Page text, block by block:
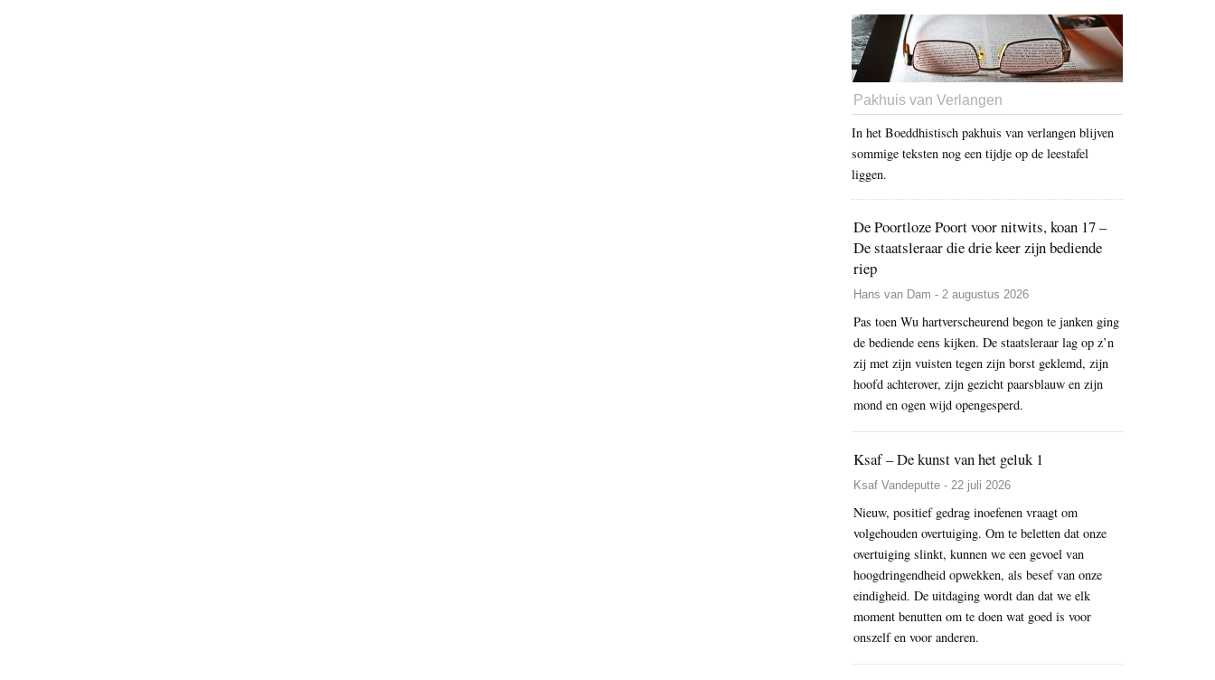
Pakhuis van Verlangen
In het Boeddhistisch pakhuis van verlangen blijven
sommige teksten nog een tijdje op de leestafel
liggen.
De Poortloze Poort voor nitwits, koan 17 –
De staatsleraar die drie keer zijn bediende
riep
Hans van Dam - 2 augustus 2026
Pas toen Wu hartverscheurend begon te janken ging
de bediende eens kijken. De staatsleraar lag op z’n
zij met zijn vuisten tegen zijn borst geklemd, zijn
hoofd achterover, zijn gezicht paarsblauw en zijn
mond en ogen wijd opengesperd.
Ksaf – De kunst van het geluk 1
Ksaf Vandeputte - 22 juli 2026
Nieuw, positief gedrag inoefenen vraagt om
volgehouden overtuiging. Om te beletten dat onze
overtuiging slinkt, kunnen we een gevoel van
hoogdringendheid opwekken, als besef van onze
eindigheid. De uitdaging wordt dan dat we elk
moment benutten om te doen wat goed is voor
onszelf en voor anderen.